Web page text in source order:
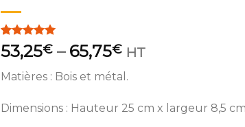
Noté5.00
sur 5 basé
1
client
53,25€ – 65,75€ HT
Matières : Bois et métal.
Dimensions : Hauteur 25 cm x largeur 8,5 cm